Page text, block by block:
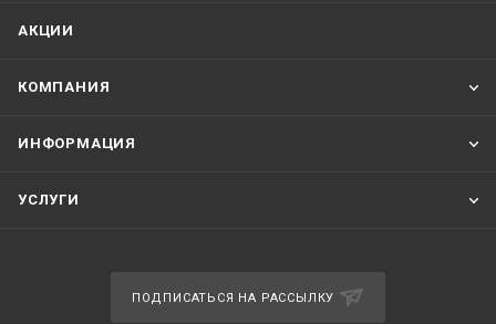
АКЦИИ
КОМПАНИЯ
ИНФОРМАЦИЯ
УСЛУГИ
ПОДПИСАТЬСЯ НА РАССЫЛКУ